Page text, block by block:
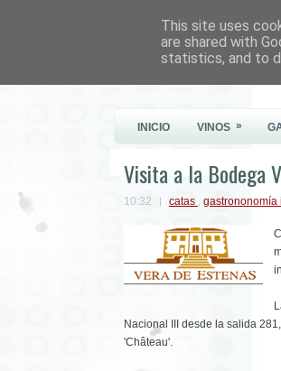
Este Vino Me
INICIO VINOS »
Visita a la Bodega
10:32 catas , gastrononomía
Nacional III desde la salida
'Château'.
This site uses
are shared with
statistics, and to